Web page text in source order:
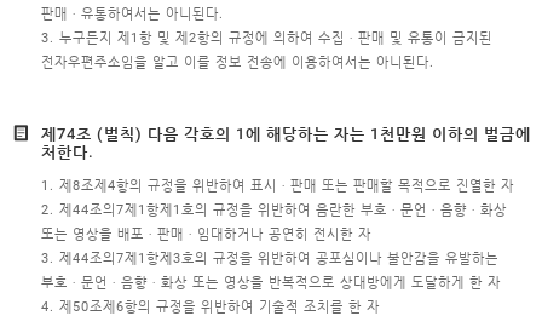
판매ㆍ유통하여서는 아니된다.
3. 누구든지 제1항 및 제2항의 규정에 의하여 수집ㆍ판매 및 유통이 금지된
전자우편주소임을 알고 이를 정보 전송에 이용하여서는 아니된다.
제74조 (벌칙) 다음 각호의 1에 해당하는 자는 1천만원 이하의 벌금에
처한다.
1. 제8조제4항의 규정을 위반하여 표시ㆍ판매 또는 판매할 목적으로 진열한 자
2. 제44조의7제1항제1호의 규정을 위반하여 음란한 부호ㆍ문언ㆍ음향ㆍ화상
또는 영상을 배포ㆍ판매ㆍ임대하거나 공연히 전시한 자
3. 제44조의7제1항제3호의 규정을 위반하여 공포심이나 불안감을 유발하는
부호ㆍ문언ㆍ음향ㆍ화상 또는 영상을 반복적으로 상대방에게 도달하게 한 자
4. 제50조제6항의 규정을 위반하여 기술적 조치를 한 자